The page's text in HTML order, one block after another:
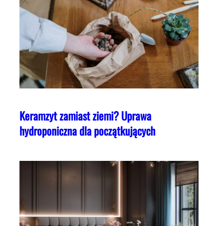
Keramzyt zamiast ziemi? Uprawa
hydroponiczna dla początkujących